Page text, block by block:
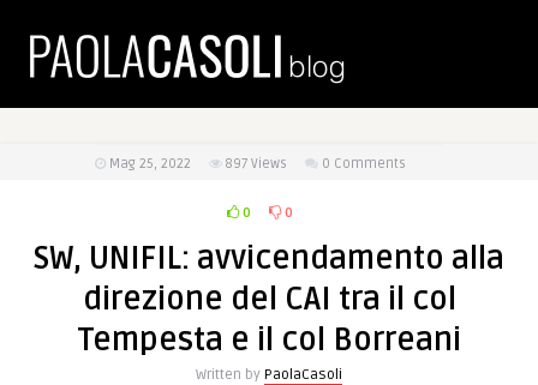
Mag 25, 2022 897 Views 0 Comments
0 0
SW, UNIFIL: avvicendamento alla
direzione del CAI tra il col
Tempesta e il col Borreani
Written by PaolaCasoli